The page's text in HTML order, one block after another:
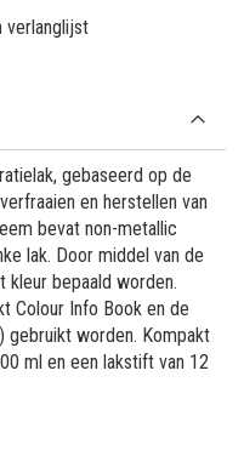
verlanglijst
gebaseerd op de
en herstellen van
bevat non-metallic
lak. Door middel van de
kleur bepaald worden.
Colour Info Book en de
gebruikt worden. Kompakt
ml en een lakstift van 12